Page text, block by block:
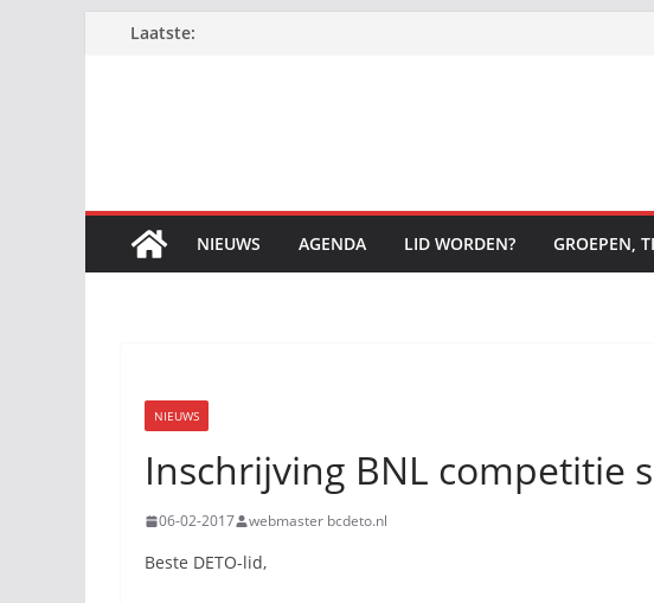
Laatste:
NIEUWS AGENDA LID WORDEN? GROEPEN,
NIEUWS
Inschrijving BNL competitie
06-02-2017 webmaster bcdeto.nl
Beste DETO-lid,